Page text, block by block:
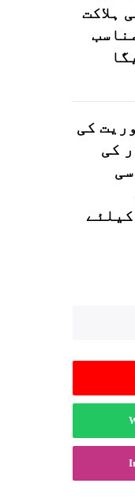
ہلاکت
کی
کی